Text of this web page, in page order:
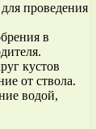
проведения
в
кустов
от ствола.
водой,